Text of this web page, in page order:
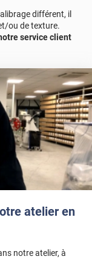
atelier en
notre atelier, à
son rendudifférent, il
ou de texture.
service client